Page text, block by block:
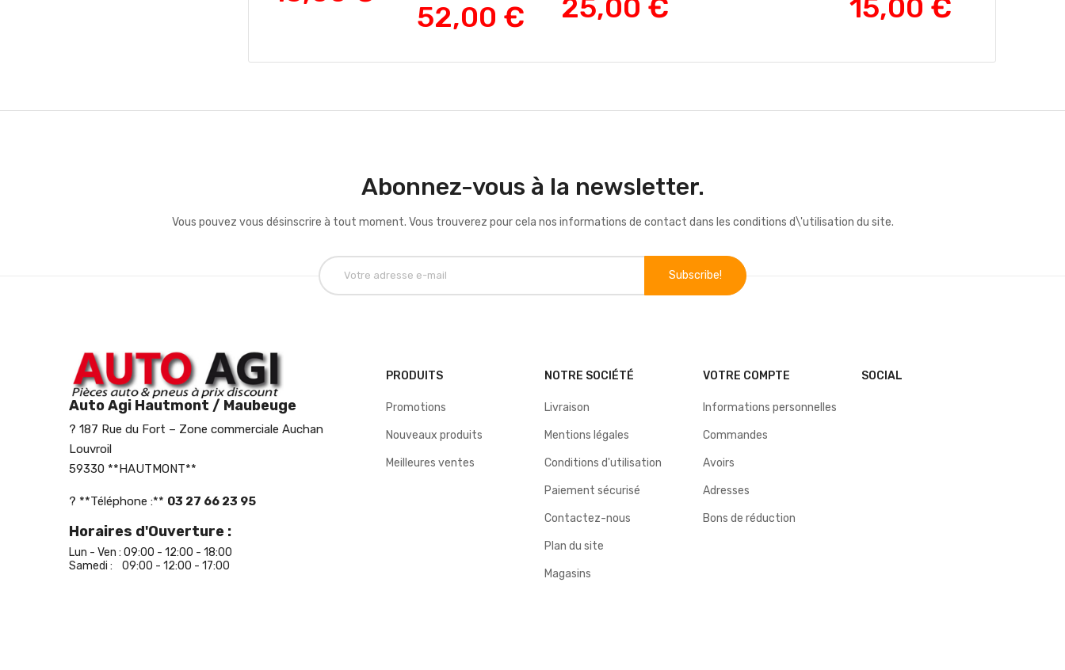
52,00 € 25,00 € 15,00 €
Abonnez-vous à la newsletter.
Vous pouvez vous désinscrire à tout moment. Vous trouverez pour cela nos informations de contact dans les conditions d\'utilisation du site.
Auto Agi Hautmont / Maubeuge
? 187 Rue du Fort – Zone commerciale Auchan
Louvroil
59330 **HAUTMONT**
? **Téléphone :** 03 27 66 23 95
Horaires d'Ouverture :
Lun - Ven : 09:00 - 12:00 - 18:00
Samedi : 09:00 - 12:00 - 17:00
PRODUITS
Promotions
Nouveaux produits
Meilleures ventes
NOTRE SOCIÉTÉ
Livraison
Mentions légales
Conditions d'utilisation
Paiement sécurisé
Contactez-nous
Plan du site
Magasins
VOTRE COMPTE
Informations personnelles
Commandes
Avoirs
Adresses
Bons de réduction
SOCIAL